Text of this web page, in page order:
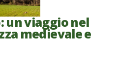
un viaggio nel
medievale e